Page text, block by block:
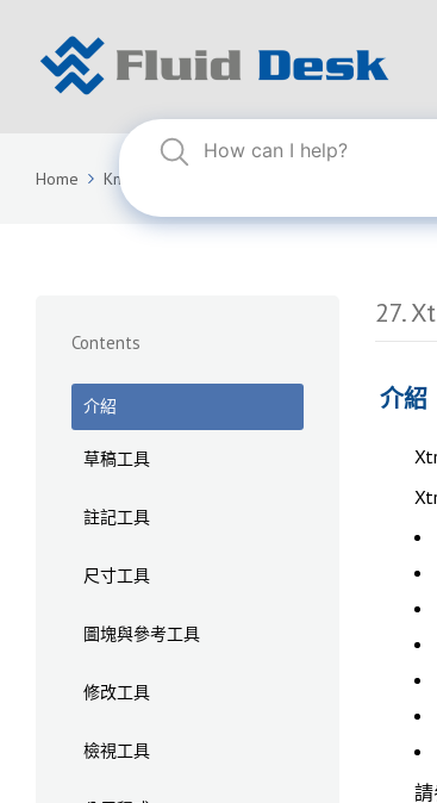
Home Knowledge Base
Contents
介紹
草稿工具
註記工具
尺寸工具
圖塊與參考工具
修改工具
檢視工具
27.
介紹